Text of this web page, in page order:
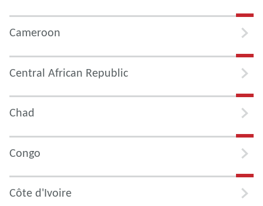
Cameroon
Central African Republic
Chad
Congo
Côte d'Ivoire